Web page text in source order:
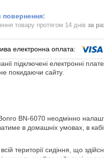
товару протягом 14 днів за
підключені електронні
покидаючи сайту.
BN-6070 неодмінно
в домашніх умовах, в
території сидіння, що